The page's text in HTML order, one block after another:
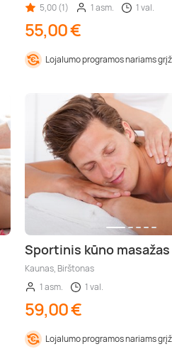
5,00 (1)
1 asm. 1 val.
55,00 €
Lojalumo programos nariams
Sportinis kūno masažas
Kaunas, Birštonas
1 asm.
1 val.
59,00 €
Lojalumo programos nariams